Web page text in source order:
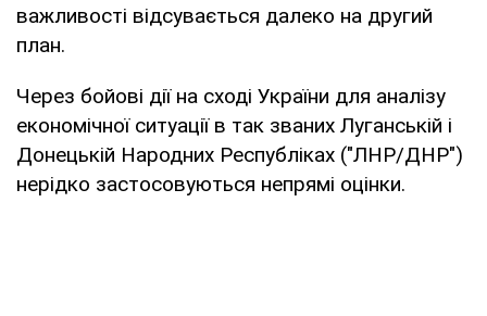
важливості відсувається далеко на другий
план.
Через бойові дії на сході України для аналізу
економічної ситуації в так званих Луганській і
Донецькій Народних Республіках ("ЛНР/ДНР")
нерідко застосовуються непрямі оцінки.